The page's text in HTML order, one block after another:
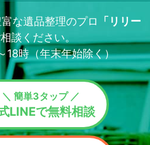
な遺品整理のプロ 「 リリー
談ください。
18時（年末年始除く）
＼ 簡単3タップ ／
LINEで無料相談